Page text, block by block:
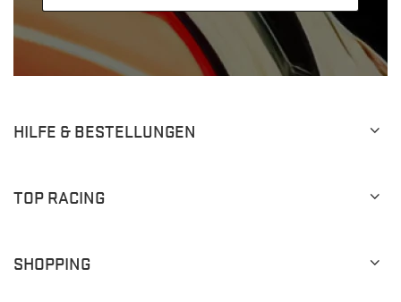
HILFE & BESTELLUNGEN
TOP RACING
SHOPPING